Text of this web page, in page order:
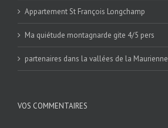
Appartement St François Longchamp
Ma quiétude montagnarde gite 4/5 pers
partenaires dans la vallées de la Maurienne
VOS COMMENTAIRES